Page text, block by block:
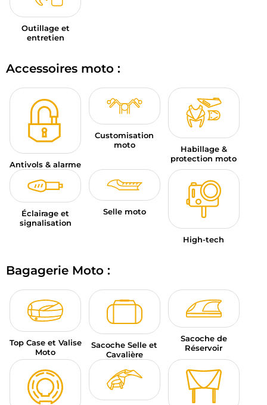
Outillage et
entretien
Accessoires moto :
Antivols & alarme
Customisation
moto
Habillage &
protection moto
Éclairage et
signalisation
Selle moto
High-tech
Bagagerie Moto :
Top Case et Valise
Moto
Sacoche Selle et
Cavalière
Sacoche de
Réservoir